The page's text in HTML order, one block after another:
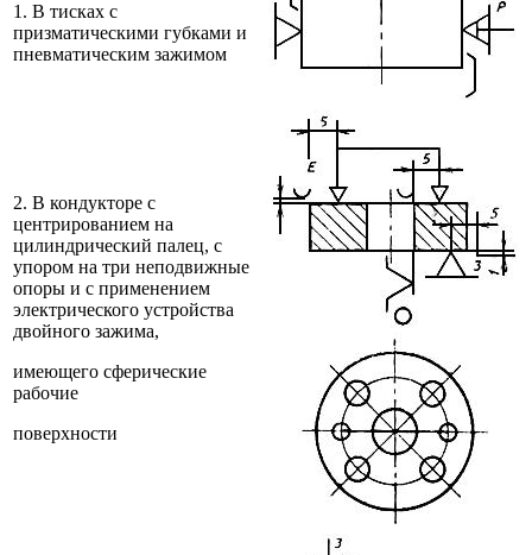
1. В тисках с
призматическими губками и
пневматическим зажимом
2. В кондукторе с
центрированием на
цилиндрический палец, с
упором на три неподвижные
опоры и с применением
электрического устройства
двойного зажима,
имеющего сферические
рабочие
поверхности